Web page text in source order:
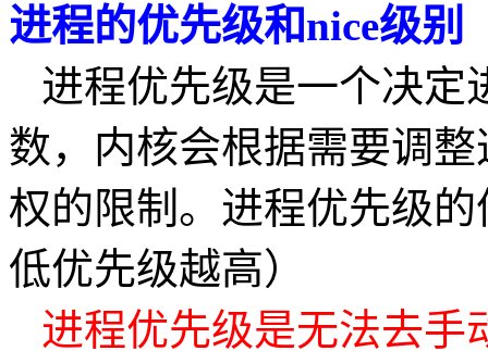
进程的优先级和nice级别
进程优先级是一个决定
数，内核会根据需要调
权的限制。进程优先级
低优先级越高）
进程优先级是无法去手